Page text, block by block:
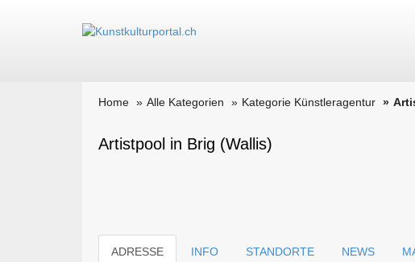
Home Alle Kategorien Kategorie Künstleragentur
Artistpool in Brig (Wallis)
ADRESSE INFO STANDORTE NEWS